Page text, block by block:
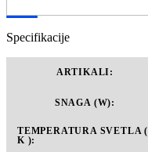
Specifikacije
ARTIKALI:
SNAGA (W):
TEMPERATURA SVETLA (
K ):